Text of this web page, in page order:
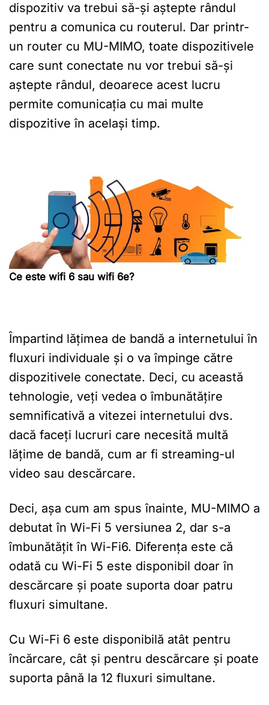
dispozitiv va trebui să-și aștepte rândul
pentru a comunica cu routerul. Dar printr-
un router cu MU-MIMO, toate dispozitivele
care sunt conectate nu vor trebui să-și
aștepte rândul, deoarece acest lucru
permite comunicația cu mai multe
dispozitive în același timp.
Ce este wifi 6 sau wifi 6e?
Împartind lățimea de bandă a internetului în
fluxuri individuale și o va împinge către
dispozitivele conectate. Deci, cu această
tehnologie, veți vedea o îmbunătățire
semnificativă a vitezei internetului dvs.
dacă faceți lucruri care necesită multă
lățime de bandă, cum ar fi streaming-ul
video sau descărcare.
Deci, așa cum am spus înainte, MU-MIMO a
debutat în Wi-Fi 5 versiunea 2, dar s-a
îmbunătățit în Wi-Fi6. Diferența este că
odată cu Wi-Fi 5 este disponibil doar în
descărcare și poate suporta doar patru
fluxuri simultane.
Cu Wi-Fi 6 este disponibilă atât pentru
încărcare, cât și pentru descărcare și poate
suporta până la 12 fluxuri simultane.